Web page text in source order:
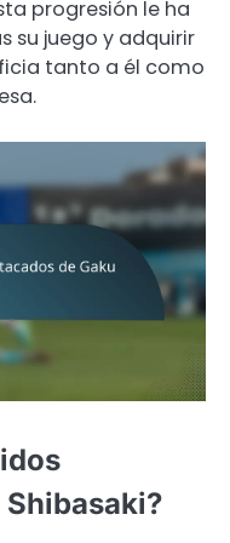
progresión le ha
su juego y adquirir
tanto a él como